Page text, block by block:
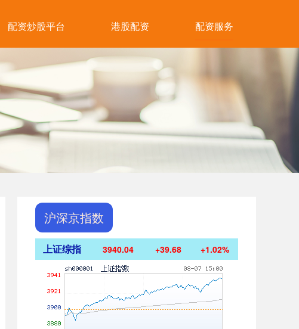
配资炒股平台 港股配资 配资服务
沪深京指数
上证综指 3940.04 +39.68 +1.02%